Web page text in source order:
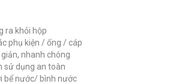
ra khỏi hộp
phụ kiện / ống / cáp
nhanh chóng
sử dụng an toàn
bể nước/ bình nước